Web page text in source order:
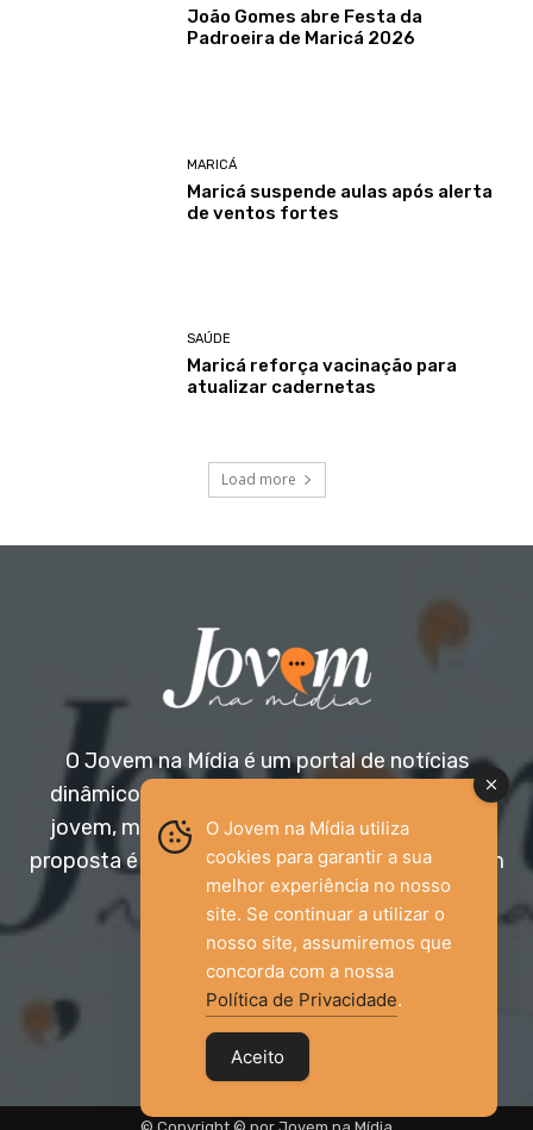
João Gomes abre Festa da
Padroeira de Maricá 2026
MARICÁ
Maricá suspende aulas após alerta
de ventos fortes
SAÚDE
Maricá reforça vacinação para
atualizar cadernetas
Load more
O Jovem na Mídia é um portal de notícias
dinâmico e acessível, voltado para o público
jovem, mas aberto a todas as idades. Nossa
proposta é trazer informação relevante com um
olhar diferenciado.
Entre em contato:
jovemnamidia2017@gmail.com
O Jovem na Mídia utiliza
cookies para garantir a sua
melhor experiência no nosso
site. Se continuar a utilizar o
nosso site, assumiremos que
concorda com a nossa
Política de Privacidade.
Aceito